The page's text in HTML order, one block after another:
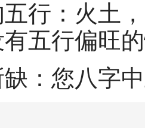
行：火土
五行偏旺
：您八字